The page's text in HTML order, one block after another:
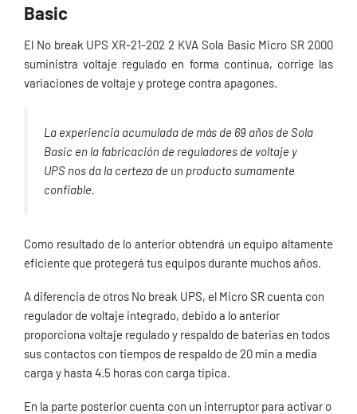
Basic
El No break UPS XR-21-202 2 KVA Sola Basic Micro SR 2000
suministra voltaje regulado en forma continua, corrige las
variaciones de voltaje y protege contra apagones.
La experiencia acumulada de más de 69 años de Sola
Basic en la fabricación de reguladores de voltaje y
UPS nos da la certeza de un producto sumamente
confiable.
Como resultado de lo anterior obtendrá un equipo altamente
eficiente que protegerá tus equipos durante muchos años.
A diferencia de otros No break UPS, el Micro SR cuenta con
regulador de voltaje integrado, debido a lo anterior
proporciona voltaje regulado y respaldo de baterias en todos
sus contactos con tiempos de respaldo de 20 min a media
carga y hasta 4.5 horas con carga tipica.
En la parte posterior cuenta con un interruptor para activar o